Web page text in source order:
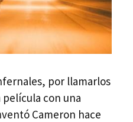
por llamarlos
película con una
Cameron hace